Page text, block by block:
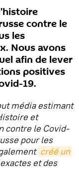
contre le
les
Nous avons
afin de lever
positives
19.
média estimant
et
contre le Covid-
pour les
créé un
et des